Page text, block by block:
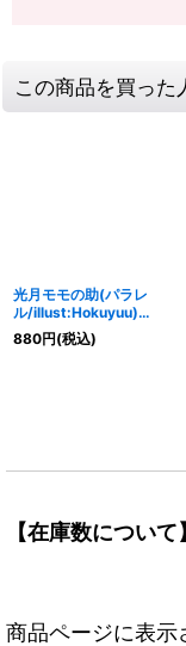
この商品を買った
光月モモの助(パラレ
ル/illust:Hokuyuu)
【SR/P】{OP06-107}
880円(税込)
【在庫数について】
商品ページに表示